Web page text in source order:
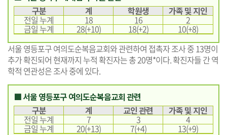
구분
계 학원생 가족 및 지인
전일 누계 18 16 2
금일 누계 28(+10) 18(+2)
10(+8)
서울 영등포구 여의도순복음교회와 관련하여 접촉자 조사 중 13명이
추가 확진되어 현재까지 누적 확진자는 총 20명*이다. 확진자들 간 역
학적 연관성은 조사 중에 있다.
■ 서울 영등포구 여의도순복음교회 관련
구분
계 교인 관련 가족 및 지인
전일 누계 7 3 4
금일 누계 20(+13) 7(+4)
13(+9)